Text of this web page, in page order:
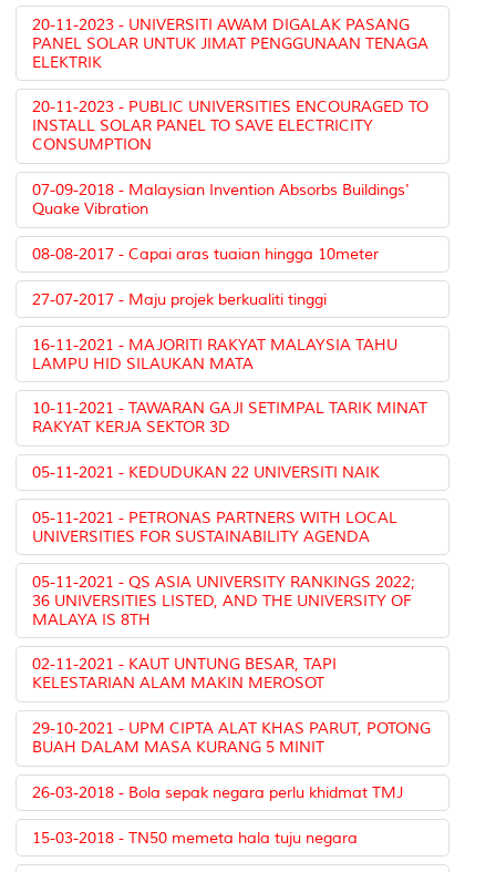
20-11-2023 - UNIVERSITI AWAM DIGALAK PASANG
PANEL SOLAR UNTUK JIMAT PENGGUNAAN TENAGA
ELEKTRIK
20-11-2023 - PUBLIC UNIVERSITIES ENCOURAGED TO
INSTALL SOLAR PANEL TO SAVE ELECTRICITY
CONSUMPTION
07-09-2018 - Malaysian Invention Absorbs Buildings'
Quake Vibration
08-08-2017 - Capai aras tuaian hingga 10meter
27-07-2017 - Maju projek berkualiti tinggi
16-11-2021 - MAJORITI RAKYAT MALAYSIA TAHU
LAMPU HID SILAUKAN MATA
10-11-2021 - TAWARAN GAJI SETIMPAL TARIK MINAT
RAKYAT KERJA SEKTOR 3D
05-11-2021 - KEDUDUKAN 22 UNIVERSITI NAIK
05-11-2021 - PETRONAS PARTNERS WITH LOCAL
UNIVERSITIES FOR SUSTAINABILITY AGENDA
05-11-2021 - QS ASIA UNIVERSITY RANKINGS 2022;
36 UNIVERSITIES LISTED, AND THE UNIVERSITY OF
MALAYA IS 8TH
02-11-2021 - KAUT UNTUNG BESAR, TAPI
KELESTARIAN ALAM MAKIN MEROSOT
29-10-2021 - UPM CIPTA ALAT KHAS PARUT, POTONG
BUAH DALAM MASA KURANG 5 MINIT
26-03-2018 - Bola sepak negara perlu khidmat TMJ
15-03-2018 - TN50 memeta hala tuju negara